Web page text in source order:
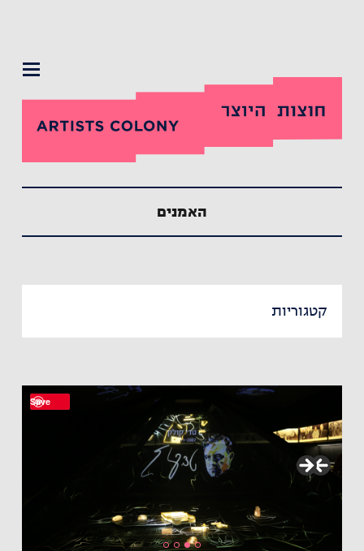
תפריט
האמנים
קטגוריות
Save